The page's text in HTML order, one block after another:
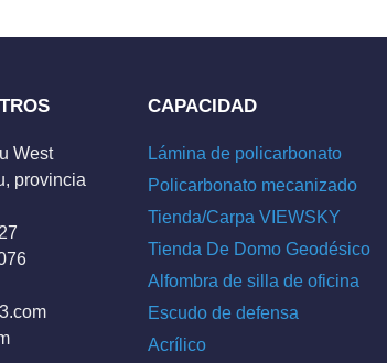
West
provincia
CAPACIDAD
Lámina de policarbonato
Policarbonato mecanizado
Tienda/Carpa VIEWSKY
Tienda De Domo Geodésico
Alfombra de silla de oficina
Escudo de defensa
Acrílico